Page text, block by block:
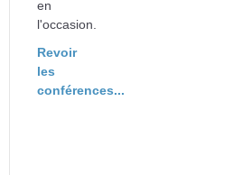
en
l'occasion.
Revoir
les
conférences...